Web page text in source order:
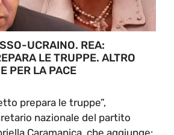
UCRAINO. REA:
LE TRUPPE. ALTRO
PER LA PACE
prepara le truppe”,
nazionale del partito
Caramanica, che aggiunge: